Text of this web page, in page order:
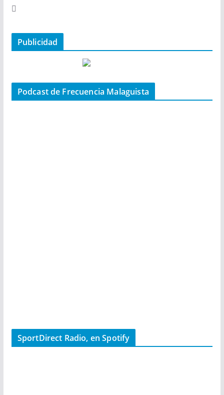
Publicidad
Podcast de Frecuencia Malaguista
SportDirect Radio, en Spotify